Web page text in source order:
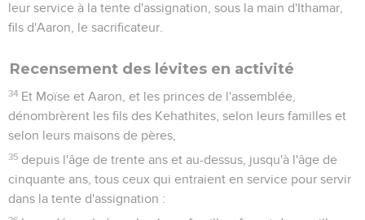
leur service à la tente d'assignation, sous la main d'Ithamar,
fils d'Aaron, le sacrificateur.
Recensement des lévites en activité
34 Et Moïse et Aaron, et les princes de l'assemblée,
dénombrèrent les fils des Kehathites, selon leurs familles et
selon leurs maisons de pères,
35 depuis l'âge de trente ans et au-dessus, jusqu'à l'âge de
cinquante ans, tous ceux qui entraient en service pour servir
dans la tente d'assignation :